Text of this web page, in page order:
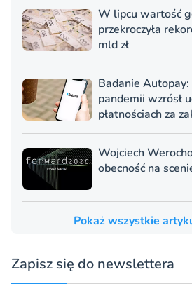
W lipcu wartość
przekroczyła
mld zł
Badanie
pandemii wzrósł
płatnościach za
Wojciech
obecność na
Pokaż wszystkie
Zapisz się do newslettera